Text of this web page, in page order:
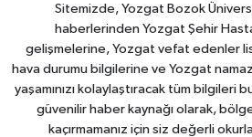
Sitemizde, Yozgat Bozok
haberlerinden Yozgat Şehir
gelişmelerine, Yozgat vefat edenler
hava durumu bilgilerine ve Yozgat
yaşamınızı kolaylaştıracak tüm bilgileri
güvenilir haber kaynağı olarak,
kaçırmamanız için siz değerli